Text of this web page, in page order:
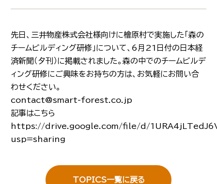
先日、三井物産株式会社様向けに檜原村で実施した「森の
チームビルディング研修」について、6月21日付の日本経
済新聞（夕刊）に掲載されました。森の中でのチームビルデ
ィング研修にご興味をお持ちの方は、お気軽にお問い合
わせください。
contact@smart-forest.co.jp
記事はこちら
https://drive.google.com/file/d/
usp=sharing
TOPICS一覧に戻る